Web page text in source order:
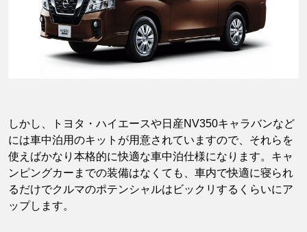
しかし、トヨタ・ハイエースや日産NV350キャラバンなど
には車中泊用のキットが用意されていますので、それらを
使えばかなり本格的に快適な車中泊仕様になります。キャ
ンピングカーまでの装備はなくても、車内で快適に寝られ
るだけでクルマのポテンシャルはビックリするくらいにア
ップします。